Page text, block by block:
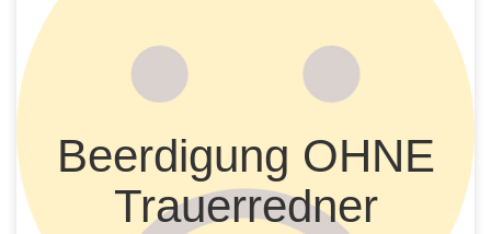
Beerdigung OHNE
Trauerredner